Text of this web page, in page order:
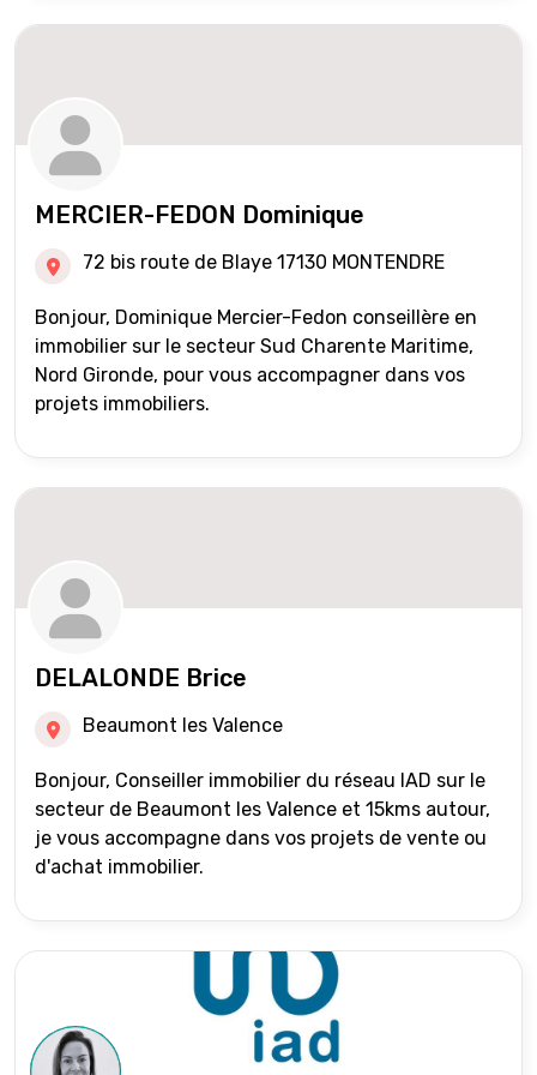
MERCIER-FEDON Dominique
72 bis route de Blaye 17130 MONTENDRE
Bonjour, Dominique Mercier-Fedon conseillère en
immobilier sur le secteur Sud Charente Maritime,
Nord Gironde, pour vous accompagner dans vos
projets immobiliers.
DELALONDE Brice
Beaumont les Valence
Bonjour, Conseiller immobilier du réseau IAD sur le
secteur de Beaumont les Valence et 15kms autour,
je vous accompagne dans vos projets de vente ou
d'achat immobilier.